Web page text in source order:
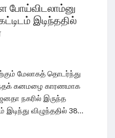
போய்விடலாம்னு
இடிந்ததில்
மேலாகத் தொடர்ந்து
கனமழை காரணமாக
நகரில் இருந்த
இடிந்து விழுந்ததில் 38...